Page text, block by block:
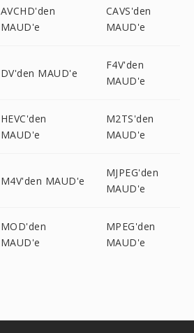
AVCHD'den
MAUD'e
CAVS'den
MAUD'e
DV'den MAUD'e
F4V'den
MAUD'e
HEVC'den
MAUD'e
M2TS'den
MAUD'e
M4V'den MAUD'e
MJPEG'den
MAUD'e
MOD'den
MAUD'e
MPEG'den
MAUD'e